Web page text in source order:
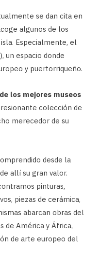
se dan cita en
algunos de los
Especialmente, el
un espacio donde
y puertorriqueño.
los mejores museos
colección de
merecedor de su
desde la
allí su gran valor.
pinturas,
piezas de cerámica,
abarcan obras del
de América y África,
de arte europeo del